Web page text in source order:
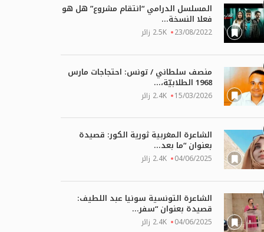
المسلسل الدرامي “انتقام مشروع” هل هو
فعلا النسخة...
23/08/2022 2.5K زائر
منصف سلطاني / تونس: احتجاجات مارس
1968 الطلابيّة،...
15/03/2026 2.4K زائر
الشاعرة المغربية ثورية الكور: قصيدة
بعنوان “ما بعد...
04/06/2025 2.4K زائر
الشاعرة التونسية سونيا عبد اللطيف:
قصيدة بعنوان “سفر...
04/06/2025 2.4K زائر